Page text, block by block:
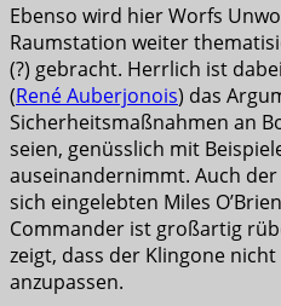
Ebenso wird hier Worfs
Raumstation weiter
(?) gebracht. Herrlich ist
(René Auberjonois) das
Sicherheitsmaßnahmen an
seien, genüsslich mit
auseinandernimmt. Auch
sich eingelebten Miles
Commander ist großartig
zeigt, dass der Klingone
anzupassen.